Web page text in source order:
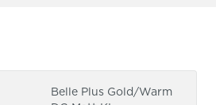
Belle Plus Gold/Warm